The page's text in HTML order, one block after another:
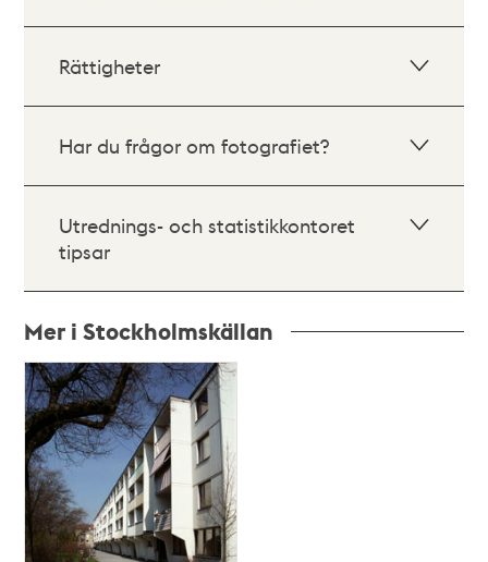
Rättigheter
Har du frågor om fotografiet?
Utrednings- och statistikkontoret
tipsar
Mer i Stockholmskällan
Relaterade
poster
och
teman